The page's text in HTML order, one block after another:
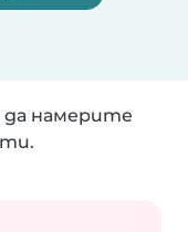
намерите